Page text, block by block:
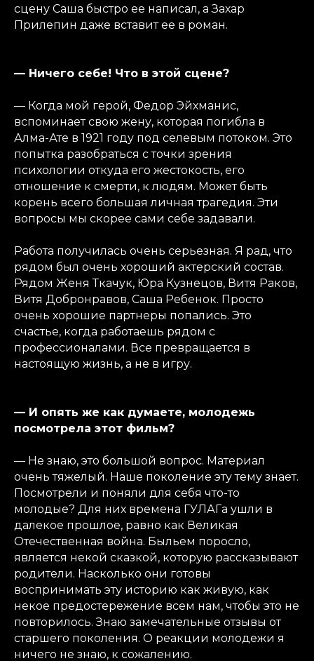
сцену Саша быстро ее написал, а Захар
Прилепин даже вставит ее в роман.
— Ничего себе! Что в этой сцене?
— Когда мой герой, Федор Эйхманис,
вспоминает свою жену, которая погибла в
Алма-Ате в 1921 году под селевым потоком. Это
попытка разобраться с точки зрения
психологии откуда его жестокость, его
отношение к смерти, к людям. Может быть
корень всего большая личная трагедия. Эти
вопросы мы скорее сами себе задавали.
Работа получилась очень серьезная. Я рад, что
рядом был очень хороший актерский состав.
Рядом Женя Ткачук, Юра Кузнецов, Витя Раков,
Витя Добронравов, Саша Ребенок. Просто
очень хорошие партнеры попались. Это
счастье, когда работаешь рядом с
профессионалами. Все превращается в
настоящую жизнь, а не в игру.
— И опять же как думаете, молодежь
посмотрела этот фильм?
— Не знаю, это большой вопрос. Материал
очень тяжелый. Наше поколение эту тему знает.
Посмотрели и поняли для себя что-то
молодые? Для них времена ГУЛАГа ушли в
далекое прошлое, равно как Великая
Отечественная война. Быльем поросло,
является некой сказкой, которую рассказывают
родители. Насколько они готовы
воспринимать эту историю как живую, как
некое предостережение всем нам, чтобы это не
повторилось. Знаю замечательные отзывы от
старшего поколения. О реакции молодежи я
ничего не знаю, к сожалению.